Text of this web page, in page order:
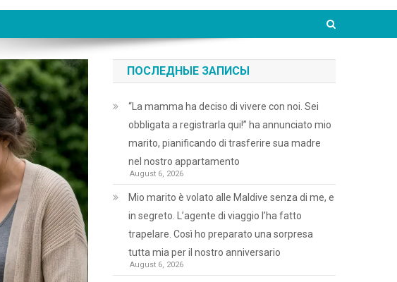
ПОСЛЕДНЫЕ ЗАПИСЫ
“La mamma ha deciso di vivere con noi. Sei
obbligata a registrarla qui!” ha annunciato mio
marito, pianificando di trasferire sua madre
nel nostro appartamento
August 6, 2026
Mio marito è volato alle Maldive senza di me, e
in segreto. L’agente di viaggio l’ha fatto
trapelare. Così ho preparato una sorpresa
tutta mia per il nostro anniversario
August 6, 2026